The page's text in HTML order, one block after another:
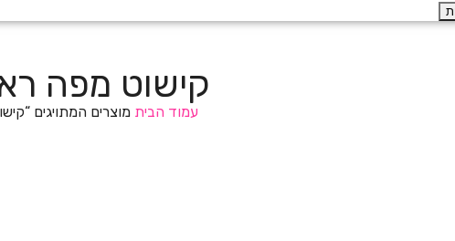
קישוט מפה
עמוד הביתמוצרים המתויגים